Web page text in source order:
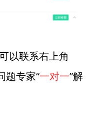
以联系右上角
题专家“一对一”解